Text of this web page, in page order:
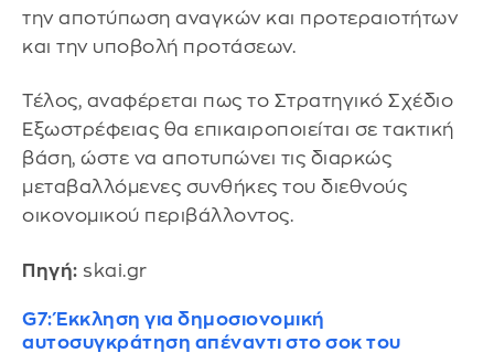
την αποτύπωση αναγκών και προτεραιοτήτων
και την υποβολή προτάσεων.
Τέλος, αναφέρεται πως το Στρατηγικό Σχέδιο
Εξωστρέφειας θα επικαιροποιείται σε τακτική
βάση, ώστε να αποτυπώνει τις διαρκώς
μεταβαλλόμενες συνθήκες του διεθνούς
οικονομικού περιβάλλοντος.
Πηγή: skai.gr
G7: Έκκληση για δημοσιονομική
αυτοσυγκράτηση απέναντι στο σοκ του